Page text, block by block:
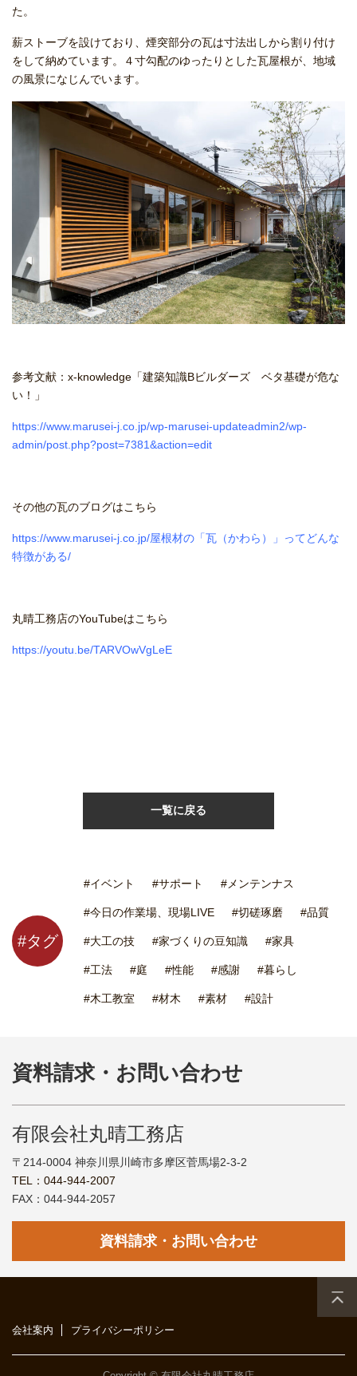
た。
薪ストーブを設けており、煙突部分の瓦は寸法出しから割り付け
をして納めています。４寸勾配のゆったりとした瓦屋根が、地域
の風景になじんでいます。
参考文献：x-knowledge「建築知識Bビルダーズ ベタ基礎が危な
い！」
https://www.marusei-j.co.jp/wp-marusei-updateadmin2/wp-
admin/post.php?post=7381&action=edit
その他の瓦のブログはこちら
https://www.marusei-j.co.jp/屋根材の「瓦（かわら）」ってどんな
特徴がある/
丸晴工務店のYouTubeはこちら
https://youtu.be/TARVOwVgLeE
一覧に戻る
#タグ
#イベント #サポート #メンテンナス
#今日の作業場、現場LIVE #切磋琢磨 #品質
#大工の技 #家づくりの豆知識 #家具
#工法 #庭 #性能 #感謝 #暮らし
#木工教室 #材木 #素材 #設計
資料請求・お問い合わせ
有限会社丸晴工務店
〒214-0004 神奈川県川崎市多摩区菅馬場2-3-2
TEL：044-944-2007
FAX：044-944-2057
資料請求・お問い合わせ
会社案内 プライバシーポリシー